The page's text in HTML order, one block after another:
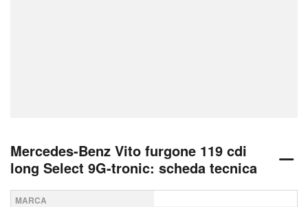
Mercedes-Benz Vito furgone 119 cdi
long Select 9G-tronic: scheda tecnica
MARCA